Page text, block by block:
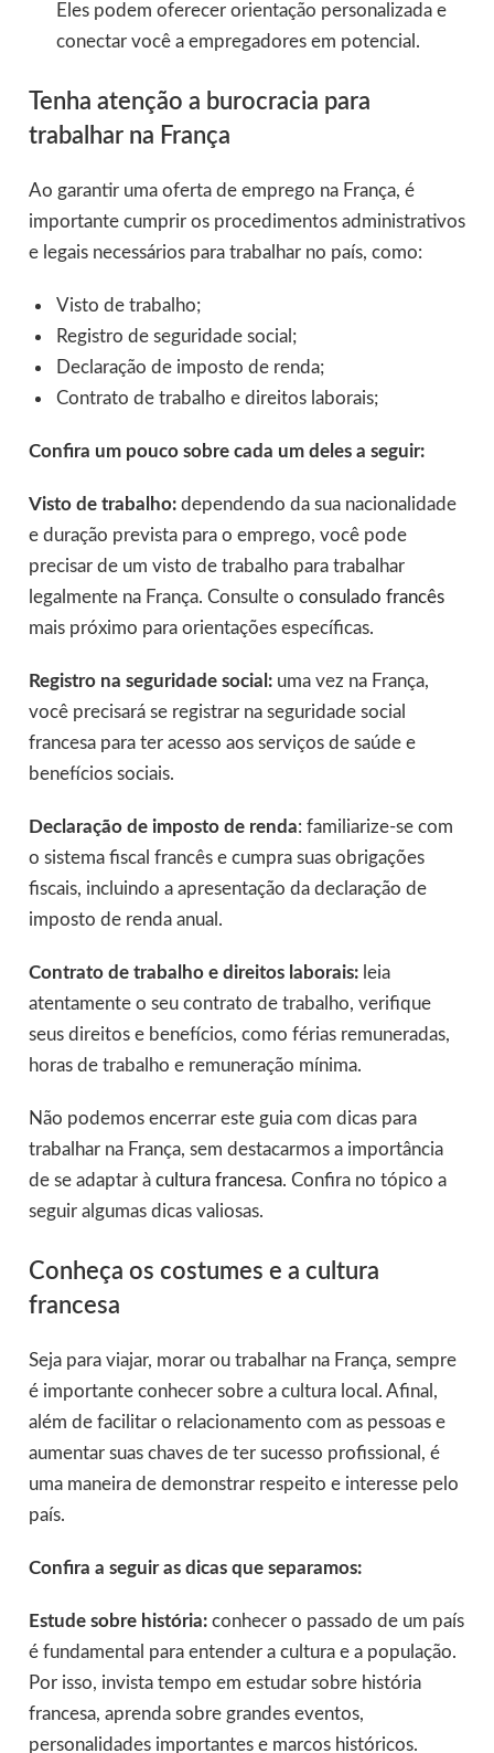
Eles podem oferecer orientação personalizada e
conectar você a empregadores em potencial.
Tenha atenção a burocracia para
trabalhar na França
Ao garantir uma oferta de emprego na França, é
importante cumprir os procedimentos administrativos
e legais necessários para trabalhar no país, como:
Visto de trabalho;
Registro de seguridade social;
Declaração de imposto de renda;
Contrato de trabalho e direitos laborais;
Confira um pouco sobre cada um deles a seguir:
Visto de trabalho:dependendo da sua nacionalidade
e duração prevista para o emprego, você pode
precisar de um visto de trabalho para trabalhar
legalmente na França. Consulte o consulado francês
mais próximo para orientações específicas.
Registro na seguridade social:uma vez na França,
você precisará se registrar na seguridade social
francesa para ter acesso aos serviços de saúde e
benefícios sociais.
Declaração de imposto de renda: familiarize-se com
o sistema fiscal francês e cumpra suas obrigações
fiscais, incluindo a apresentação da declaração de
imposto de renda anual.
Contrato de trabalho e direitos laborais:leia
atentamente o seu contrato de trabalho, verifique
seus direitos e benefícios, como férias remuneradas,
horas de trabalho e remuneração mínima.
Não podemos encerrar este guia com dicas para
trabalhar na França, sem destacarmos a importância
de se adaptar à cultura francesa. Confira no tópico a
seguir algumas dicas valiosas.
Conheça os costumes e a cultura
francesa
Seja para viajar, morar ou trabalhar na França, sempre
é importante conhecer sobre a cultura local. Afinal,
além de facilitar o relacionamento com as pessoas e
aumentar suas chaves de ter sucesso profissional, é
uma maneira de demonstrar respeito e interesse pelo
país.
Confira a seguir as dicas que separamos:
Estude sobre história:conhecer o passado de um país
é fundamental para entender a cultura e a população.
Por isso, invista tempo em estudar sobre história
francesa, aprenda sobre grandes eventos,
personalidades importantes e marcos históricos.